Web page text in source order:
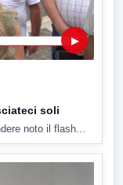
▶
soli
noto il flash...